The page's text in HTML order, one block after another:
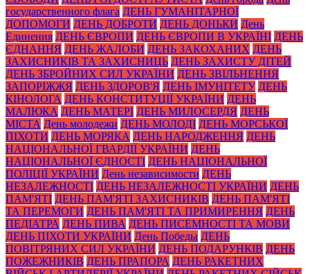
государственного флага ДЕНЬ ГУМАНІТАРНОЇ
ДОПОМОГИ ДЕНЬ ДОБРОТИ ДЕНЬ ДОНЬКИ День
Единения ДЕНЬ ЄВРОПИ ДЕНЬ ЄВРОПИ В УКРАЇНІ ДЕНЬ
ЄДНАННЯ ДЕНЬ ЖАЛОБИ ДЕНЬ ЗАКОХАНИХ ДЕНЬ
ЗАХИСНИКІВ ТА ЗАХИСНИЦЬ ДЕНЬ ЗАХИСТУ ДІТЕЙ
ДЕНЬ ЗБРОЙНИХ СИЛ УКРАЇНИ ДЕНЬ ЗВІЛЬНЕННЯ
ЗАПОРІЖЖЯ ДЕНЬ ЗДОРОВ'Я ДЕНЬ ІМУНІТЕТУ ДЕНЬ
КІНОЛОГА ДЕНЬ КОНСТИТУЦІЇ УКРАЇНИ ДЕНЬ
МАЛЮКА ДЕНЬ МАТЕРІ ДЕНЬ МИЛОСЕРДЯ ДЕНЬ
МІСТА День молодежи ДЕНЬ МОЛОДІ ДЕНЬ МОРСЬКОЇ
ПІХОТИ ДЕНЬ МОРЯКА ДЕНЬ НАРОДЖЕННЯ ДЕНЬ
НАЦІОНАЛЬНОЇ ГВАРДІЇ УКРАЇНИ ДЕНЬ
НАЦІОНАЛЬНОЇ ЄДНОСТІ ДЕНЬ НАЦІОНАЛЬНОЇ
ПОЛІЦІЇ УКРАЇНИ День независимости ДЕНЬ
НЕЗАЛЕЖНОСТІ ДЕНЬ НЕЗАЛЕЖНОСТІ УКРАЇНИ ДЕНЬ
ПАМ'ЯТІ ДЕНЬ ПАМ'ЯТІ ЗАХИСНИКІВ ДЕНЬ ПАМ'ЯТІ
ТА ПЕРЕМОГИ ДЕНЬ ПАМ'ЯТІ ТА ПРИМИРЕННЯ ДЕНЬ
ПЕДІАТРА ДЕНЬ ПИВА ДЕНЬ ПИСЕМНОСТІ ТА МОВИ
ДЕНЬ ПІХОТИ УКРАЇНИ День Победы ДЕНЬ
ПОВІТРЯНИХ СИЛ УКРАЇНИ ДЕНЬ ПОДАРУНКІВ ДЕНЬ
ПОЖЕЖНИКІВ ДЕНЬ ПРАПОРА ДЕНЬ РАКЕТНИХ